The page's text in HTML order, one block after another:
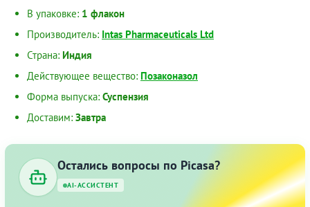
В упаковке: 1 флакон
Производитель: Intas Pharmaceuticals Ltd
Страна: Индия
Действующее вещество: Позаконазол
Форма выпуска: Суспензия
Доставим: Завтра
Остались вопросы по Picasa?
AI-АССИСТЕНТ